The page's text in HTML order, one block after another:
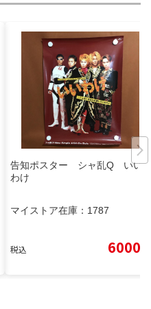
告知ポスター シャ乱Q いい
わけ
マイストア在庫： 1787
税込 6000